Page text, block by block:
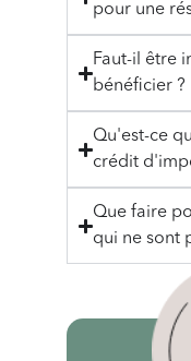
pour une
Faut-il être
bénéficier ?
Qu'est-ce
crédit
Que faire
qui ne sont